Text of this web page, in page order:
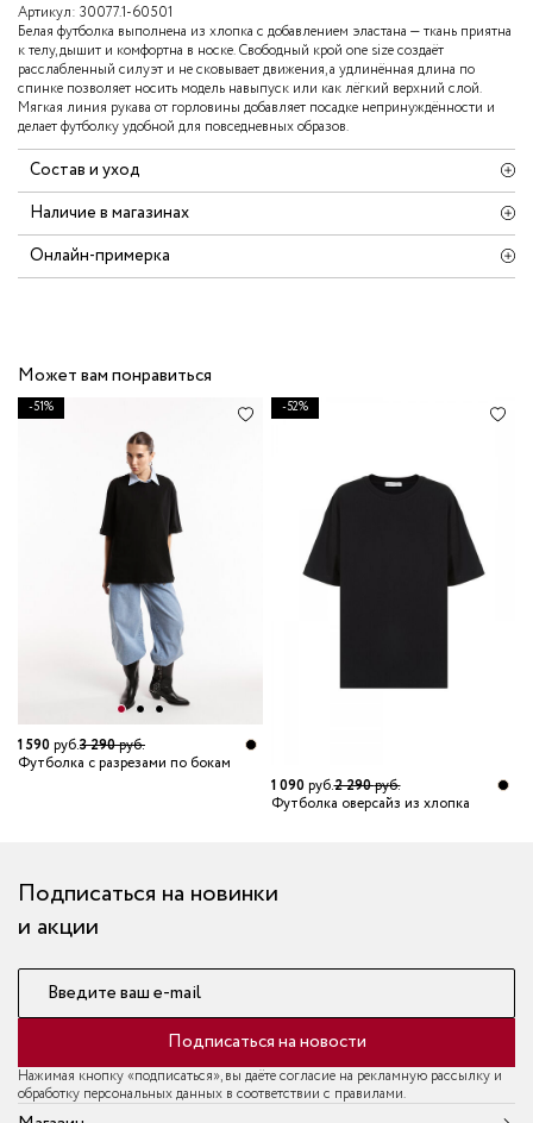
Артикул: 30077.1-60501
Белая футболка выполнена из хлопка с добавлением эластана — ткань приятна
к телу, дышит и комфортна в носке. Свободный крой one size создаёт
расслабленный силуэт и не сковывает движения, а удлинённая длина по
спинке позволяет носить модель навыпуск или как лёгкий верхний слой.
Мягкая линия рукава от горловины добавляет посадке непринуждённости и
делает футболку удобной для повседневных образов.
Состав и уход
Наличие в магазинах
Онлайн-примерка
Может вам понравиться
-51%
1 590руб.3 290руб.
Футболка с разрезами по бокам
-52%
1 090руб.2 290руб.
Футболка оверсайз из хлопка
Подписаться на новинки
и акции
Введите ваш e-mail
Подписаться на новости
Нажимая кнопку «подписаться», вы даёте согласие на рекламную рассылку и
обработку персональных данных в соответствии с правилами.